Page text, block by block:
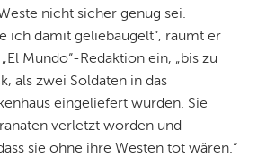
nicht sicher genug sei.
ich damit geliebäugelt“, räumt er
Mundo“-Redaktion ein, „bis zu
als zwei Soldaten in das
eingeliefert wurden. Sie
verletzt worden und
sie ohne ihre Westen tot wären.“